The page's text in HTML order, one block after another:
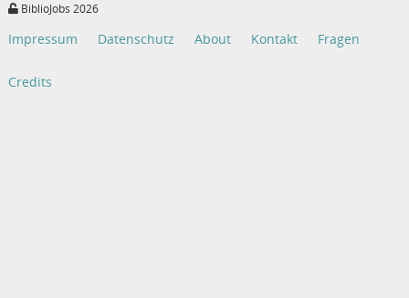
BiblioJobs 2026
Impressum Datenschutz About Kontakt Fragen
Credits